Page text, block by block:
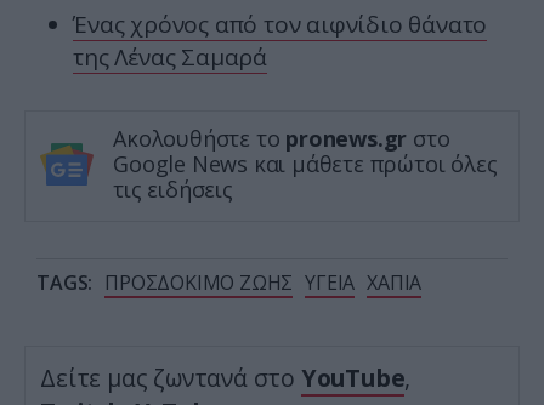
Ένας χρόνος από τον αιφνίδιο θάνατο
της Λένας Σαμαρά
Ακολουθήστε το pronews.gr στο
Google News και μάθετε πρώτοι όλες
τις ειδήσεις
TAGS: ΠΡΟΣΔΟΚΙΜΟ ΖΩΗΣ ΥΓΕΙΑ ΧΑΠΙΑ
Δείτε μας ζωντανά στο YouTube,